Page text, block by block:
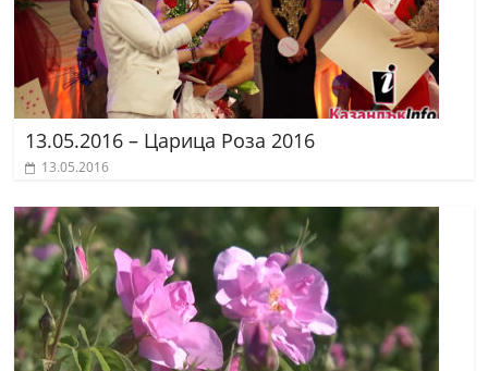
13.05.2016 – Царица Роза 2016
13.05.2016